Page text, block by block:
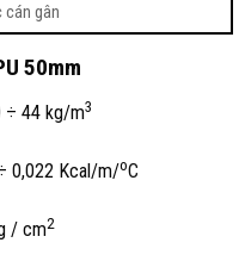
cán gân
50mm
÷ 44 kg/m3
0,022 Kcal/m/oC
/ cm2